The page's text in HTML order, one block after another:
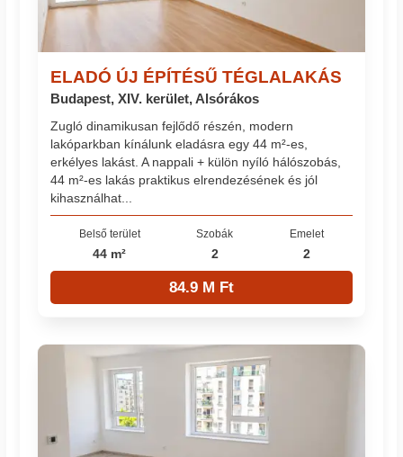
ELADÓ ÚJ ÉPÍTÉSŰ TÉGLALAKÁS
Budapest, XIV. kerület, Alsórákos
Zugló dinamikusan fejlődő részén, modern
lakóparkban kínálunk eladásra egy 44 m²-es,
erkélyes lakást. A nappali + külön nyíló hálószobás,
44 m²-es lakás praktikus elrendezésének és jól
kihasználhat...
Belső terület
44 m²
Szobák
2
Emelet
2
84.9 M Ft